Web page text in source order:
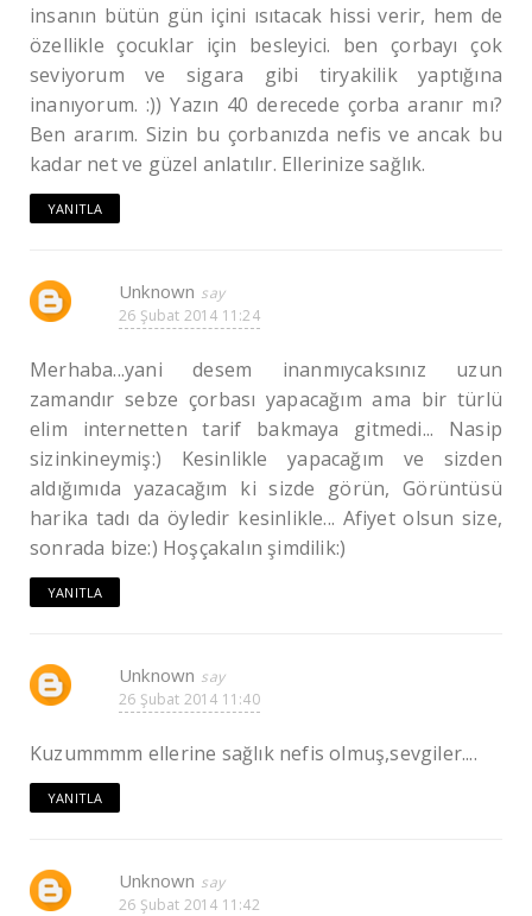
insanın bütün gün içini ısıtacak hissi verir, hem de
özellikle çocuklar için besleyici. ben çorbayı çok
seviyorum ve sigara gibi tiryakilik yaptığına
inanıyorum. :)) Yazın 40 derecede çorba aranır mı?
Ben ararım. Sizin bu çorbanızda nefis ve ancak bu
kadar net ve güzel anlatılır. Ellerinize sağlık.
YANITLA
Unknown
26 Şubat 2014 11:24
Merhaba...yani desem inanmıycaksınız uzun
zamandır sebze çorbası yapacağım ama bir türlü
elim internetten tarif bakmaya gitmedi... Nasip
sizinkineymiş:) Kesinlikle yapacağım ve sizden
aldığımıda yazacağım ki sizde görün, Görüntüsü
harika tadı da öyledir kesinlikle... Afiyet olsun size,
sonrada bize:) Hoşçakalın şimdilik:)
YANITLA
Unknown
26 Şubat 2014 11:40
Kuzummmm ellerine sağlık nefis olmuş,sevgiler....
YANITLA
Unknown
26 Şubat 2014 11:42